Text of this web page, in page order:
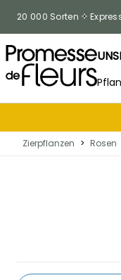
20 000 Sorten
Zierpflanzen > Rosen